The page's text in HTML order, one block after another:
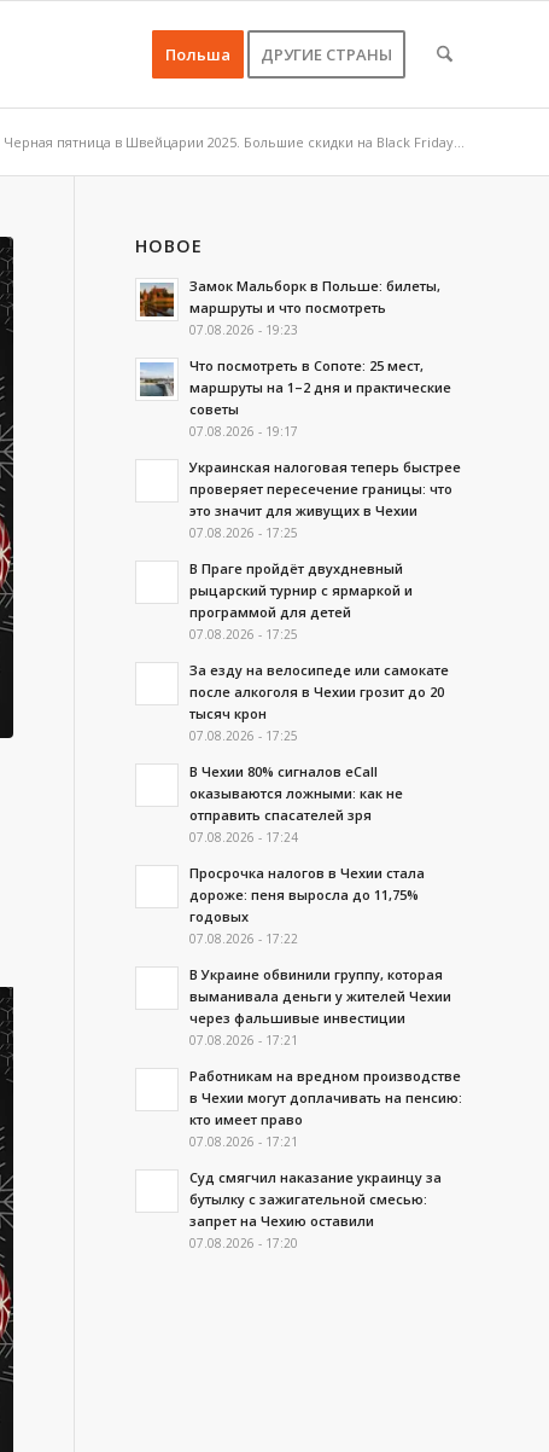
Польша ДРУГИЕ СТРАНЫ
Черная пятница в Швейцарии 2025. Большие скидки на Black Friday...
НОВОЕ
Замок Мальборк в Польше: билеты,
маршруты и что посмотреть
07.08.2026 - 19:23
Что посмотреть в Сопоте: 25 мест,
маршруты на 1–2 дня и практические
советы
07.08.2026 - 19:17
Украинская налоговая теперь быстрее
проверяет пересечение границы: что
это значит для живущих в Чехии
07.08.2026 - 17:25
В Праге пройдёт двухдневный
рыцарский турнир с ярмаркой и
программой для детей
07.08.2026 - 17:25
За езду на велосипеде или самокате
после алкоголя в Чехии грозит до 20
тысяч крон
07.08.2026 - 17:25
В Чехии 80% сигналов eCall
оказываются ложными: как не
отправить спасателей зря
07.08.2026 - 17:24
Просрочка налогов в Чехии стала
дороже: пеня выросла до 11,75%
годовых
07.08.2026 - 17:22
В Украине обвинили группу, которая
выманивала деньги у жителей Чехии
через фальшивые инвестиции
07.08.2026 - 17:21
Работникам на вредном производстве
в Чехии могут доплачивать на пенсию:
кто имеет право
07.08.2026 - 17:21
Суд смягчил наказание украинцу за
бутылку с зажигательной смесью:
запрет на Чехию оставили
07.08.2026 - 17:20